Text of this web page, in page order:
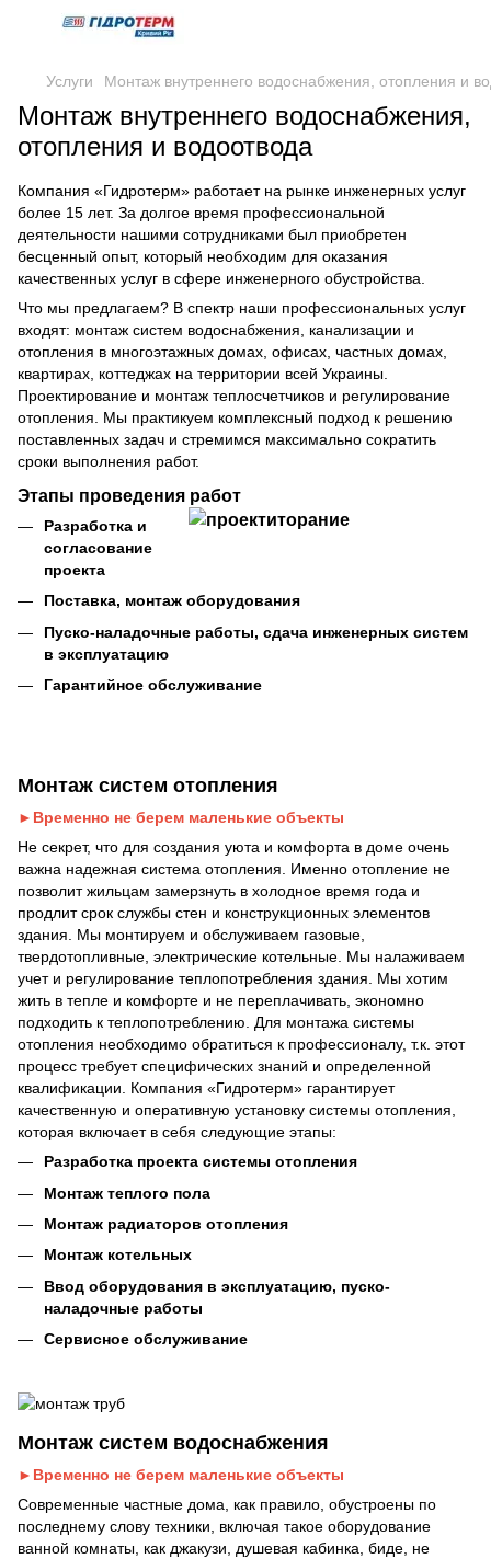
Услуги Монтаж внутреннего водоснабжения, отопления и
Монтаж внутреннего водоснабжения,
отопления и водоотвода
Компания «Гидротерм» работает на рынке инженерных услуг
более 15 лет. За долгое время профессиональной
деятельности нашими сотрудниками был приобретен
бесценный опыт, который необходим для оказания
качественных услуг в сфере инженерного обустройства.
Что мы предлагаем? В спектр наши профессиональных услуг
входят: монтаж систем водоснабжения, канализации и
отопления в многоэтажных домах, офисах, частных домах,
квартирах, коттеджах на территории всей Украины.
Проектирование и монтаж теплосчетчиков и регулирование
отопления. Мы практикуем комплексный подход к решению
поставленных задач и стремимся максимально сократить
сроки выполнения работ.
Этапы проведения работ
Разработка и
согласование
проекта
Поставка, монтаж оборудования
Пуско-наладочные работы, сдача инженерных систем
в эксплуатацию
Гарантийное обслуживание
Монтаж систем отопления
►Временно не берем маленькие объекты
Не секрет, что для создания уюта и комфорта в доме очень
важна надежная система отопления. Именно отопление не
позволит жильцам замерзнуть в холодное время года и
продлит срок службы стен и конструкционных элементов
здания. Мы монтируем и обслуживаем газовые,
твердотопливные, электрические котельные. Мы налаживаем
учет и регулирование теплопотребления здания. Мы хотим
жить в тепле и комфорте и не переплачивать, экономно
подходить к теплопотреблению. Для монтажа системы
отопления необходимо обратиться к профессионалу, т.к. этот
процесс требует специфических знаний и определенной
квалификации. Компания «Гидротерм» гарантирует
качественную и оперативную установку системы отопления,
которая включает в себя следующие этапы:
Разработка проекта системы отопления
Монтаж теплого пола
Монтаж радиаторов отопления
Монтаж котельных
Ввод оборудования в эксплуатацию, пуско-
наладочные работы
Сервисное обслуживание
Монтаж систем водоснабжения
►Временно не берем маленькие объекты
Современные частные дома, как правило, обустроены по
последнему слову техники, включая такое оборудование
ванной комнаты, как джакузи, душевая кабинка, биде, не